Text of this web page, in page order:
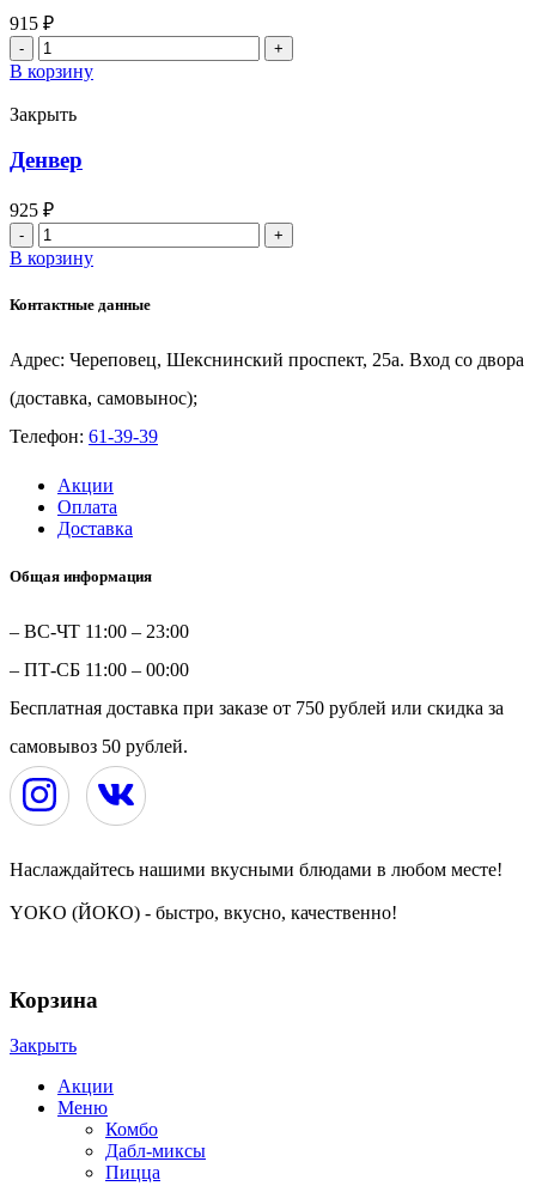
915 ₽
Количество
товара
Мексиканская
В корзину
Закрыть
Денвер
925 ₽
Количество
товара
Денвер
В корзину
Контактные данные
Адрес: Череповец, Шекснинский проспект, 25а. Вход со двора
(доставка, самовынос);
Телефон: 61-39-39
Акции
Оплата
Доставка
Общая информация
– ВС-ЧТ 11:00 – 23:00
– ПТ-СБ 11:00 – 00:00
Бесплатная доставка при заказе от 750 рублей или скидка за
самовывоз 50 рублей.
Наслаждайтесь нашими вкусными блюдами в любом месте!
YOKO (ЙОКО) - быстро, вкусно, качественно!
Корзина
Закрыть
Акции
Меню
Комбо
Дабл-миксы
Пицца